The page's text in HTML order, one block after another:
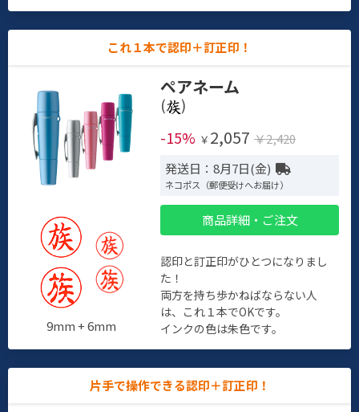
これ１本で認印＋訂正印！
9mm + 6mm
ペアネーム
(
)
-15% ￥ 2,057 ￥2,420
発送日：8月7日(金)
ネコポス（郵便受けへお届け）
商品詳細・ご注文
認印と訂正印がひとつになりまし
た！
両方を持ち歩かねばならない人
は、これ１本でOKです。
インクの色は朱色です。
片手で操作できる認印＋訂正印！